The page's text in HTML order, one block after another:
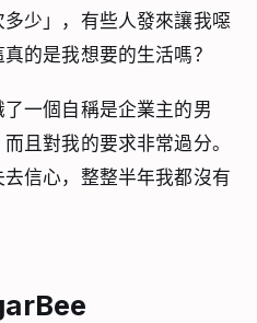
少」，有些人發來讓我噁
的是我想要的生活嗎？
一個自稱是企業主的男
且對我的要求非常過分。
信心，整整半年我都沒有